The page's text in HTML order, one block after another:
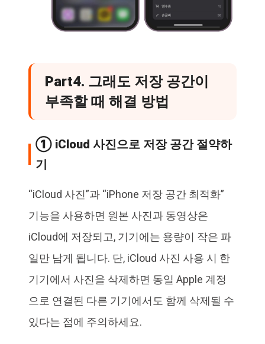
Part4. 그래도 저장 공간이
부족할 때 해결 방법
① iCloud 사진으로 저장 공간 절약하
기
“iCloud 사진”과 “iPhone 저장 공간 최적화”
기능을 사용하면 원본 사진과 동영상은
iCloud에 저장되고, 기기에는 용량이 작은 파
일만 남게 됩니다. 단, iCloud 사진 사용 시 한
기기에서 사진을 삭제하면 동일 Apple 계정
으로 연결된 다른 기기에서도 함께 삭제될 수
있다는 점에 주의하세요.